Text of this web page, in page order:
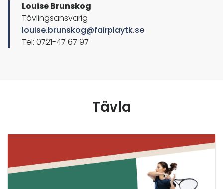
Louise Brunskog
Tävlingsansvarig
louise.brunskog@fairplaytk.se
Tel: 0721-47 67 97
Tävla